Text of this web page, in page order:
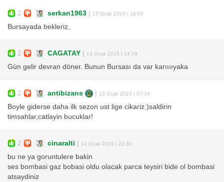
2 serkan1963 | 15 Ocak 2015 | 16:00
Bursayada bekleriz,
2 CAGATAY | 13 Ocak 2015 | 14:29
Gün gelir devran döner. Bunun Bursası da var karııııyaka
2 antibizans | 13 Ocak 2015 | 07:16
Boyle giderse daha ilk sezon ust lige cikariz:)saldirin
timsahlar,catlayin bucuklar!
2 cinaralti | 12 Ocak 2015 | 22:30
bu ne ya goruntulere bakin
ses bombasi gaz bobasi oldu olacak parca teysiri bide ol bombasi
atsaydiniz